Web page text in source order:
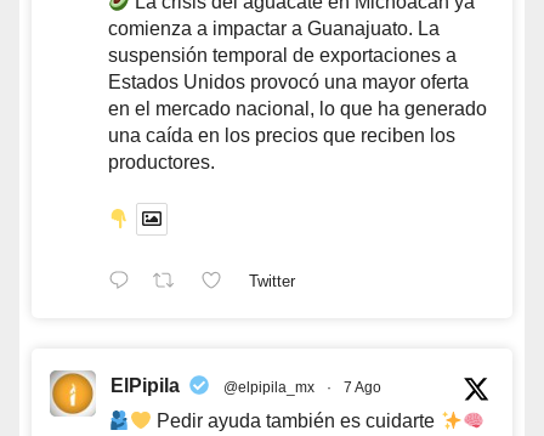
comienza a impactar a Guanajuato. La
suspensión temporal de exportaciones a
Estados Unidos provocó una mayor oferta
en el mercado nacional, lo que ha generado
una caída en los precios que reciben los
productores.
Twitter
ElPipila @elpipila_mx · 7 Ago
Pedir ayuda también es cuidarte